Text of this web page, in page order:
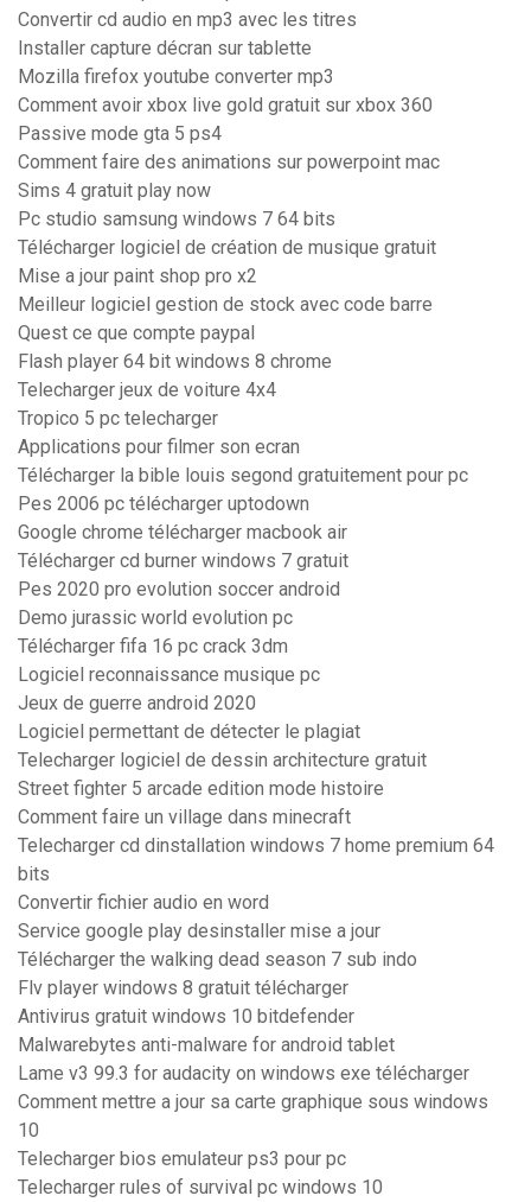
Convertir cd audio en mp3 avec les titres
Installer capture décran sur tablette
Mozilla firefox youtube converter mp3
Comment avoir xbox live gold gratuit sur xbox 360
Passive mode gta 5 ps4
Comment faire des animations sur powerpoint mac
Sims 4 gratuit play now
Pc studio samsung windows 7 64 bits
Télécharger logiciel de création de musique gratuit
Mise a jour paint shop pro x2
Meilleur logiciel gestion de stock avec code barre
Quest ce que compte paypal
Flash player 64 bit windows 8 chrome
Telecharger jeux de voiture 4x4
Tropico 5 pc telecharger
Applications pour filmer son ecran
Télécharger la bible louis segond gratuitement pour pc
Pes 2006 pc télécharger uptodown
Google chrome télécharger macbook air
Télécharger cd burner windows 7 gratuit
Pes 2020 pro evolution soccer android
Demo jurassic world evolution pc
Télécharger fifa 16 pc crack 3dm
Logiciel reconnaissance musique pc
Jeux de guerre android 2020
Logiciel permettant de détecter le plagiat
Telecharger logiciel de dessin architecture gratuit
Street fighter 5 arcade edition mode histoire
Comment faire un village dans minecraft
Telecharger cd dinstallation windows 7 home premium 64
bits
Convertir fichier audio en word
Service google play desinstaller mise a jour
Télécharger the walking dead season 7 sub indo
Flv player windows 8 gratuit télécharger
Antivirus gratuit windows 10 bitdefender
Malwarebytes anti-malware for android tablet
Lame v3 99.3 for audacity on windows exe télécharger
Comment mettre a jour sa carte graphique sous windows
10
Telecharger bios emulateur ps3 pour pc
Telecharger rules of survival pc windows 10